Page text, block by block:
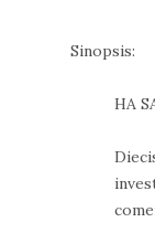
Sinopsis:
HA